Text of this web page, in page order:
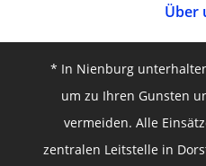
Über
* In Nienburg
um zu Ihren Gunsten
vermeiden. Alle
zentralen Leitstelle in